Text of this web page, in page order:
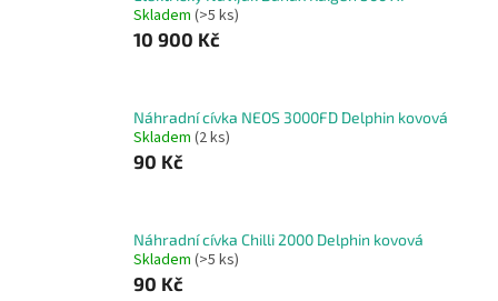
Skladem (>5 ks)
10 900 Kč
Náhradní cívka NEOS 3000FD Delphin kovová
Skladem (2 ks)
90 Kč
Náhradní cívka Chilli 2000 Delphin kovová
Skladem (>5 ks)
90 Kč